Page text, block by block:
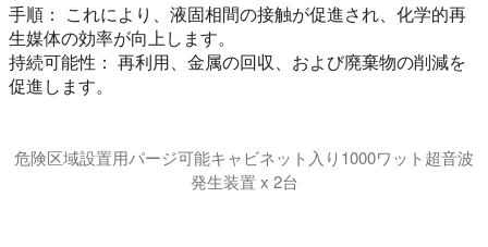
手順： これにより、液固相間の接触が促進され、化学的再
生媒体の効率が向上します。
持続可能性： 再利用、金属の回収、および廃棄物の削減を
促進します。
危険区域設置用パージ可能キャビネット入り1000ワット超音波
発生装置 x 2台